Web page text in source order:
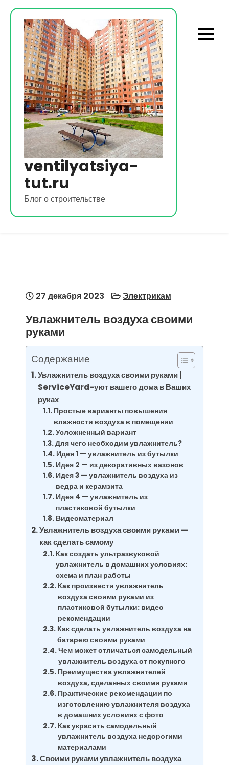
Перейти
содержимому
ventilyatsiya-
tut.ru
Блог о строительстве
27 декабря 2023 Электрикам
Увлажнитель воздуха своими
руками
Содержание
Увлажнитель воздуха своими руками |
ServiceYard-уют вашего дома в Ваших
руках
Простые варианты повышения
влажности воздуха в помещении
Усложненный вариант
Для чего необходим увлажнитель?
Идея 1 — увлажнитель из бутылки
Идея 2 — из декоративных вазонов
Идея 3 — увлажнитель воздуха из
ведра и керамзита
Идея 4 — увлажнитель из
пластиковой бутылки
Видеоматериал
Увлажнитель воздуха своими руками —
как сделать самому
Как создать ультразвуковой
увлажнитель в домашних условиях:
схема и план работы
Как произвести увлажнитель
воздуха своими руками из
пластиковой бутылки: видео
рекомендации
Как сделать увлажнитель воздуха на
батарею своими руками
Чем может отличаться самодельный
увлажнитель воздуха от покупного
Преимущества увлажнителей
воздуха, сделанных своими руками
Практические рекомендации по
изготовлению увлажнителя воздуха
в домашних условиях с фото
Как украсить самодельный
увлажнитель воздуха недорогими
материалами
Своими руками увлажнитель воздуха